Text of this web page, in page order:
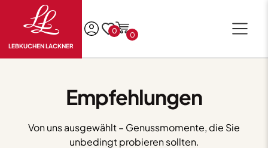
LEBKUCHEN LACKNER
0 0
Empfehlungen
Von uns ausgewählt – Genussmomente, die Sie
unbedingt probieren sollten.